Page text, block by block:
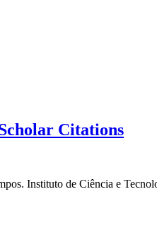
Citations
Instituto de Ciência e